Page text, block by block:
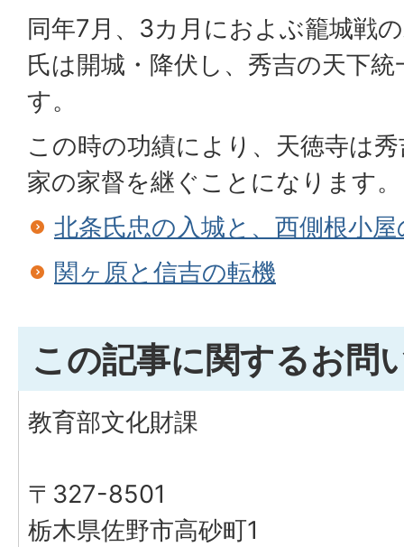
同年7月、3カ月におよぶ籠城戦
氏は開城・降伏し、秀吉の天下
す。
この時の功績により、天徳寺は
家の家督を継ぐことになります。
北条氏忠の入城と、西側根小
関ヶ原と信吉の転機
この記事に関するお問
教育部文化財課
〒327-8501
栃木県佐野市高砂町1